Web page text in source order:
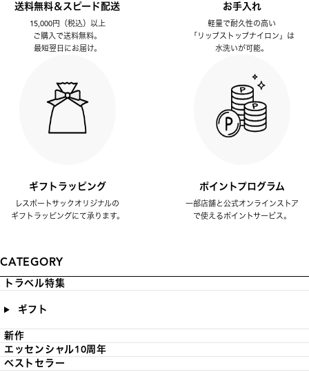
送料無料＆スピード配送
15,000円（税込）以上
ご購入で送料無料。
最短翌日にお届け。
お手入れ
軽量で耐久性の高い
「リップストップナイロン」は
水洗いが可能。
ギフトラッピング
レスポートサックオリジナルの
ギフトラッピングにて承ります。
ポイントプログラム
一部店舗と公式オンラインストア
で使えるポイントサービス。
CATEGORY
トラベル特集
ギフト
新作
エッセンシャル10周年
ベストセラー